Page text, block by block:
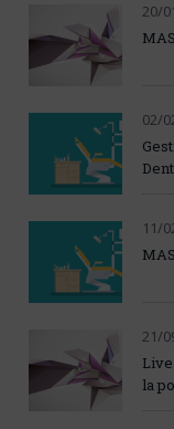
20/
02/
11/
21/
la